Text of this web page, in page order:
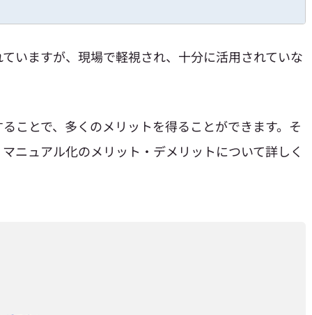
いますが、現場で軽視され、十分に活用されていな
ことで、多くのメリットを得ることができます。そ
ニュアル化のメリット・デメリットについて詳しく